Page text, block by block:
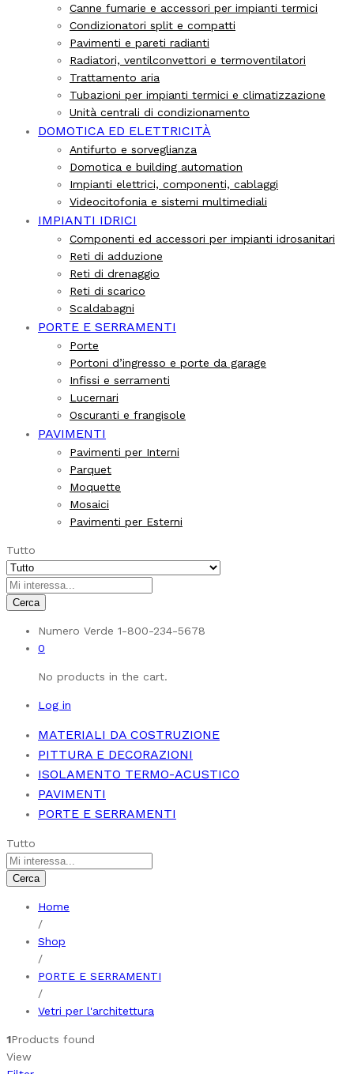
Canne fumarie e accessori per impianti termici
Condizionatori split e compatti
Pavimenti e pareti radianti
Radiatori, ventilconvettori e termoventilatori
Trattamento aria
Tubazioni per impianti termici e climatizzazione
Unità centrali di condizionamento
DOMOTICA ED ELETTRICITÀ
Antifurto e sorveglianza
Domotica e building automation
Impianti elettrici, componenti, cablaggi
Videocitofonia e sistemi multimediali
IMPIANTI IDRICI
Componenti ed accessori per impianti idrosanitari
Reti di adduzione
Reti di drenaggio
Reti di scarico
Scaldabagni
PORTE E SERRAMENTI
Porte
Portoni d’ingresso e porte da garage
Infissi e serramenti
Lucernari
Oscuranti e frangisole
PAVIMENTI
Pavimenti per Interni
Parquet
Moquette
Mosaici
Pavimenti per Esterni
Tutto
Cerca
Numero Verde 1-800-234-5678
0
No products in the cart.
Log in
MATERIALI DA COSTRUZIONE
PITTURA E DECORAZIONI
ISOLAMENTO TERMO-ACUSTICO
PAVIMENTI
PORTE E SERRAMENTI
Tutto
Cerca
Home
/
Shop
/
PORTE E SERRAMENTI
/
Vetri per l'architettura
1Products found
View